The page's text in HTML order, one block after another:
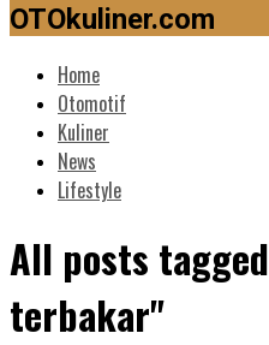
OTOkuliner.com
Home
Otomotif
Kuliner
News
Lifestyle
All posts
terbakar"